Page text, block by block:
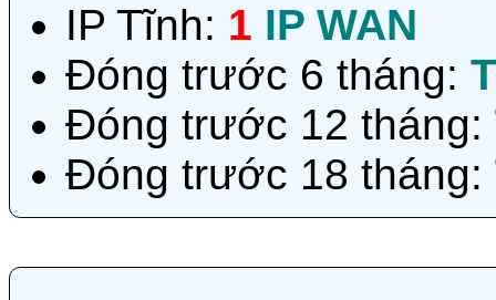
IP Tĩnh: 1 IP WAN
Đóng trước 6 tháng:
Đóng trước 12 tháng:
Đóng trước 18 tháng: